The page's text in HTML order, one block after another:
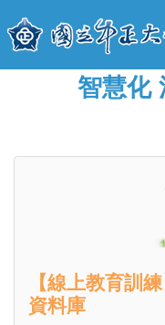
智慧化
【線上教育訓
資料庫